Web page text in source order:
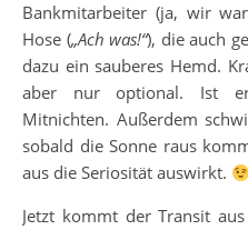
Bankmitarbeiter (ja, wir
Hose („Ach was!“), die auch
dazu ein sauberes Hemd.
aber nur optional. Ist
Mitnichten. Außerdem
sobald die Sonne raus
aus die Seriosität auswirkt.
Jetzt kommt der Transit